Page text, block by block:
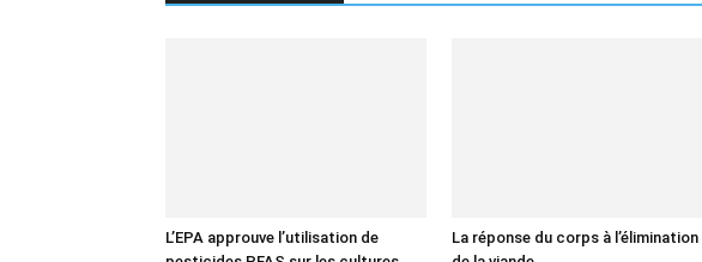
L’EPA approuve l’utilisation de
La réponse du corps à l’élimination